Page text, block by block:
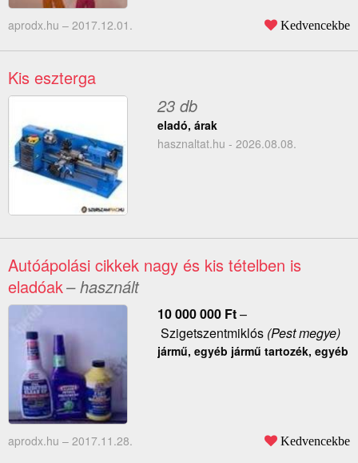
aprodx.hu – 2017.12.01. Kedvencekbe
Kis eszterga
23 db
eladó, árak
hasznaltat.hu - 2026.08.08.
Autóápolási cikkek nagy és kis tételben is
eladóak– használt
10 000 000 Ft–
Szigetszentmiklós(Pest megye)
jármű, egyéb jármű tartozék, egyéb
aprodx.hu – 2017.11.28. Kedvencekbe